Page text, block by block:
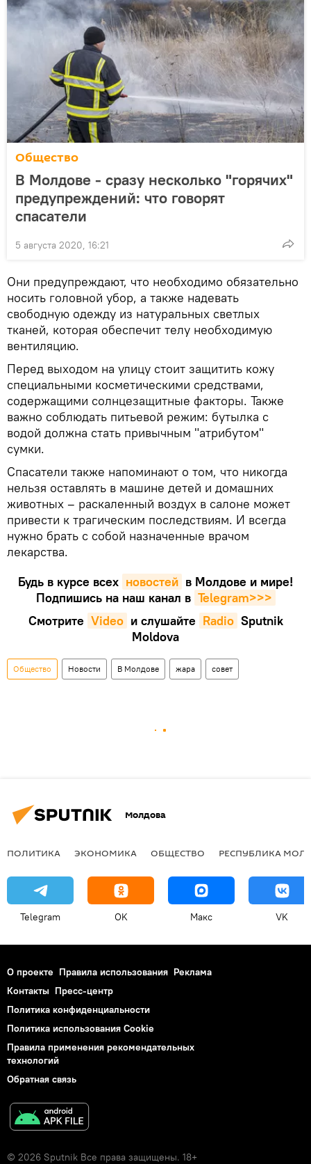
Общество
В Молдове - сразу несколько "горячих"
предупреждений: что говорят
спасатели
5 августа 2020, 16:21
Они предупреждают, что необходимо обязательно
носить головной убор, а также надевать
свободную одежду из натуральных светлых
тканей, которая обеспечит телу необходимую
вентиляцию.
Перед выходом на улицу стоит защитить кожу
специальными косметическими средствами,
содержащими солнцезащитные факторы. Также
важно соблюдать питьевой режим: бутылка с
водой должна стать привычным "атрибутом"
сумки.
Спасатели также напоминают о том, что никогда
нельзя оставлять в машине детей и домашних
животных – раскаленный воздух в салоне может
привести к трагическим последствиям. И всегда
нужно брать с собой назначенные врачом
лекарства.
Будь в курсе всех новостей в Молдове и мире!
Подпишись на наш канал в Telegram>>>
Смотрите Video и слушайте Radio Sputnik
Moldova
Общество Новости В Молдове жара совет
Молдова
ПОЛИТИКА ЭКОНОМИКА ОБЩЕСТВО РЕСПУБЛИКА
Telegram OK Макс VK
О проекте Правила использования Реклама
Контакты Пресс-центр
Политика конфиденциальности
Политика использования Cookie
Правила применения рекомендательных
технологий
Обратная связь
© 2026 Sputnik Все права защищены. 18+